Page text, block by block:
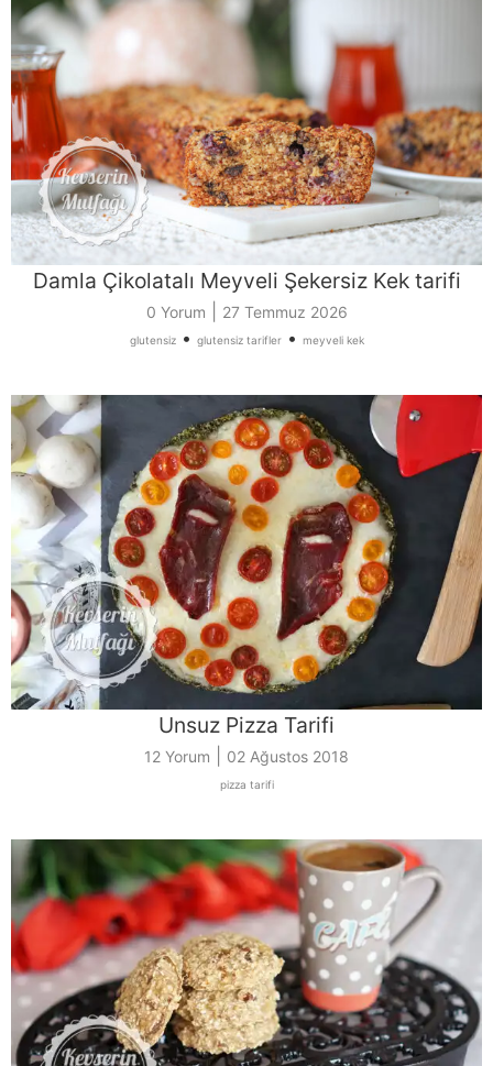
Damla Çikolatalı Meyveli Şekersiz Kek tarifi
0 Yorum 27 Temmuz 2026
glutensiz• glutensiz tarifler• meyveli kek
Unsuz Pizza Tarifi
12 Yorum 02 Ağustos 2018
pizza tarifi